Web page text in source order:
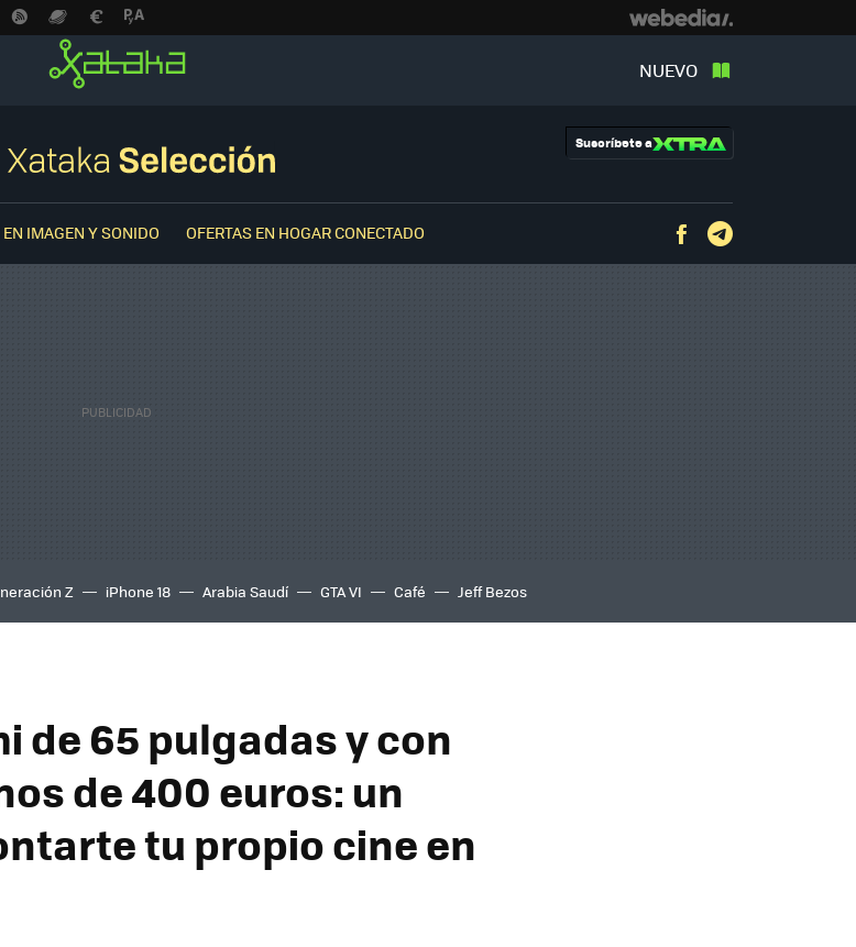
NUEVO
Suscríbete a
EN IMAGEN Y SONIDO OFERTAS EN HOGAR CONECTADO Facebook
Z iPhone 18 Arabia Saudí GTA VI Café Jeff Bezos
de 65 pulgadas y con
de 400 euros: un
tu propio cine en